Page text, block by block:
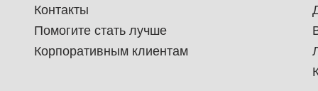
Контакты
Помогите стать лучше
Корпоративным клиентам